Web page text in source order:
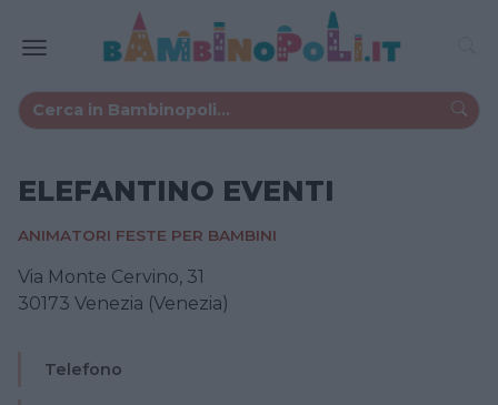
ELEFANTINO EVENTI
ANIMATORI FESTE PER BAMBINI
Via Monte Cervino, 31
30173 Venezia (Venezia)
Telefono